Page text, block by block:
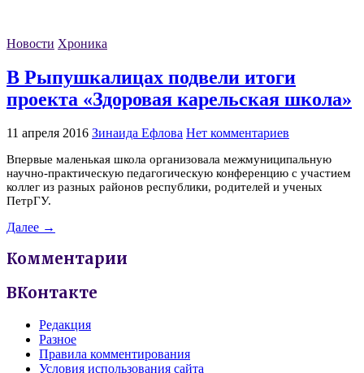
Новости Хроника
В Рыпушкалицах подвели итоги
проекта «Здоровая карельская школа»
11 апреля 2016 Зинаида Ефлова Нет комментариев
Впервые маленькая школа организовала межмуниципальную
научно-практическую педагогическую конференцию с участием
коллег из разных районов республики, родителей и ученых
ПетрГУ.
Далее →
Комментарии
ВКонтакте
Редакция
Разное
Правила комментирования
Условия использования сайта